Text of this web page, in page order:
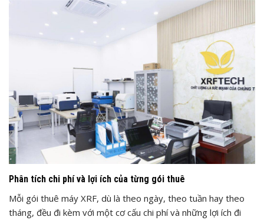
Phân tích chi phí và lợi ích của từng gói thuê
Mỗi gói thuê máy XRF, dù là theo ngày, theo tuần hay theo
tháng, đều đi kèm với một cơ cấu chi phí và những lợi ích đi